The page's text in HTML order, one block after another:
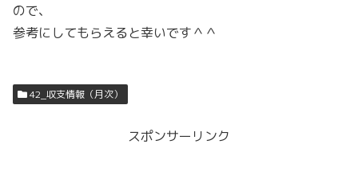
ので、
参考にしてもらえると幸いです＾＾
42_収支情報（月次）
スポンサーリンク